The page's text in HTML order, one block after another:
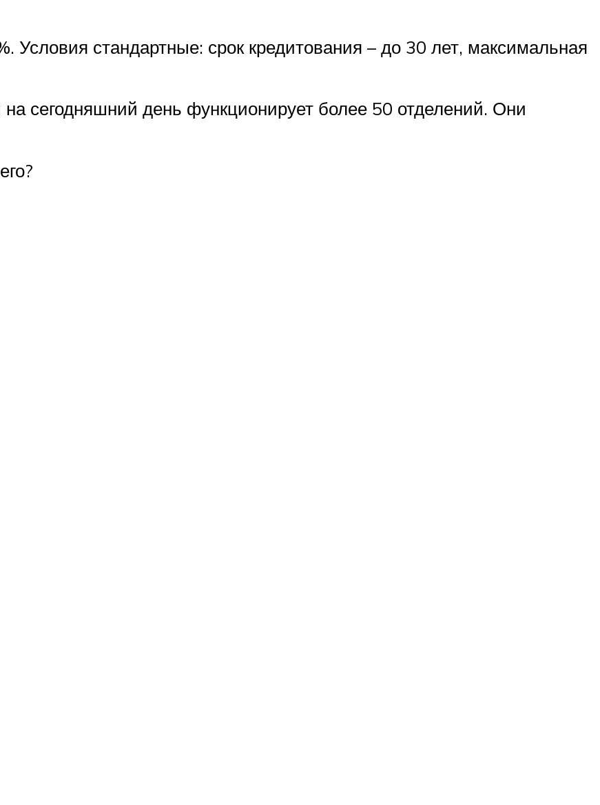
Условия стандартные: срок кредитования – до 30 лет, максимальная
сегодняшний день функционирует более 50 отделений. Они